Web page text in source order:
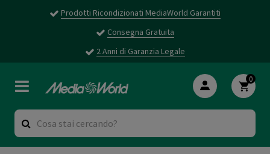
Prodotti Ricondizionati MediaWorld Garantiti
Consegna Gratuita
2 Anni di Garanzia Legale
0